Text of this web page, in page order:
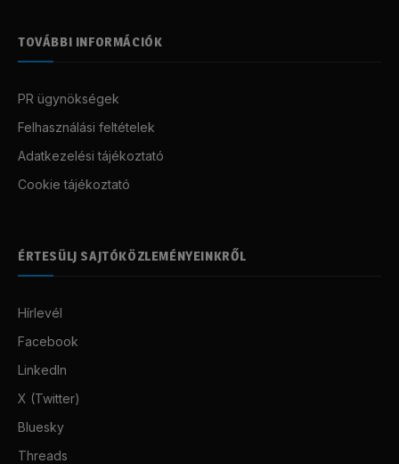
TOVÁBBI INFORMÁCIÓK
PR ügynökségek
Felhasználási feltételek
Adatkezelési tájékoztató
Cookie tájékoztató
ÉRTESÜLJ SAJTÓKÖZLEMÉNYEINKRŐL
Hírlevél
Facebook
LinkedIn
X (Twitter)
Bluesky
Threads